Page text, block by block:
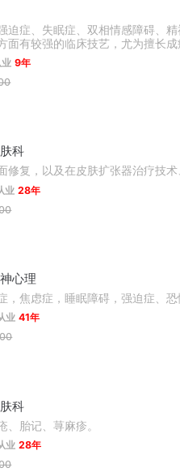
迫症、失眠症、双相情感障碍、
面有较强的临床技艺，尤为擅长
理技术制定个性化诊疗方案。
业 9年
科
修复，以及在皮肤扩张器治疗技
业 28年
心理
，焦虑症，睡眠障碍，强迫症、
业 41年
科
、胎记、荨麻疹。
业 28年